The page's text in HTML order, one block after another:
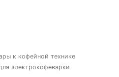
к кофейной технике
электрокофеварки